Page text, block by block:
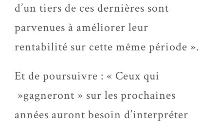
d’un tiers de ces dernières sont
parvenues à améliorer leur
rentabilité sur cette même période ».
Et de poursuivre : « Ceux qui
»gagneront » sur les prochaines
années auront besoin d’interpréter